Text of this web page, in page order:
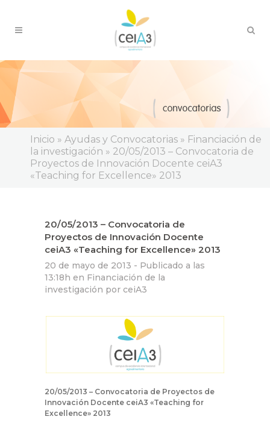
Inicio » Ayudas y Convocatorias » Financiación de
la investigación » 20/05/2013 – Convocatoria de
Proyectos de Innovación Docente ceiA3
«Teaching for Excellence» 2013
20/05/2013 – Convocatoria de
Proyectos de Innovación Docente
ceiA3 «Teaching for Excellence» 2013
20 de mayo de 2013 - Publicado a las
13:18h en Financiación de la
investigación por ceiA3
20/05/2013 – Convocatoria de Proyectos de
Innovación Docente ceiA3 «Teaching for
Excellence» 2013